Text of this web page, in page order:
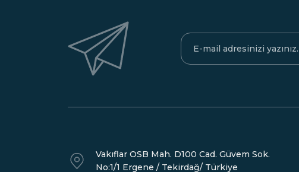
Vakıflar OSB Mah. D100 Cad. Güvem Sok.
No:1/1 Ergene / Tekirdağ/ Türkiye